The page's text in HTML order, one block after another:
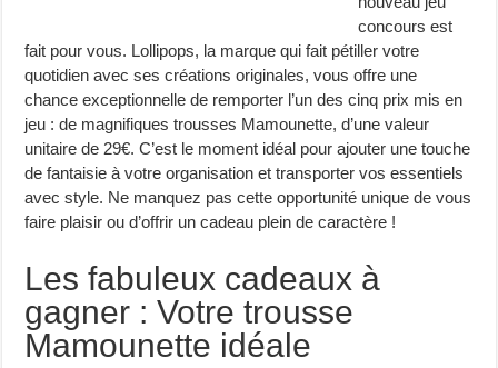
concours est
fait pour vous. Lollipops, la marque qui fait pétiller votre
quotidien avec ses créations originales, vous offre une
chance exceptionnelle de remporter l’un des cinq prix mis en
jeu : de magnifiques trousses Mamounette, d’une valeur
unitaire de 29€. C’est le moment idéal pour ajouter une touche
de fantaisie à votre organisation et transporter vos essentiels
avec style. Ne manquez pas cette opportunité unique de vous
faire plaisir ou d’offrir un cadeau plein de caractère !
Les fabuleux cadeaux à
gagner : Votre trousse
Mamounette idéale